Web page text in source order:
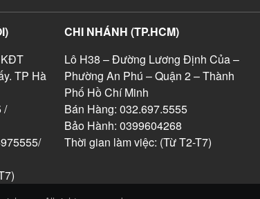
KĐT
TP Hà
/
CHI NHÁNH (TP.HCM)
Lô H38 – Đường Lương Định Của –
Phường An Phú – Quận 2 – Thành
Phố Hồ Chí Minh
Bán Hàng: 032.697.5555
Bảo Hành: 0399604268
Thời gian làm việc: (Từ T2-T7)